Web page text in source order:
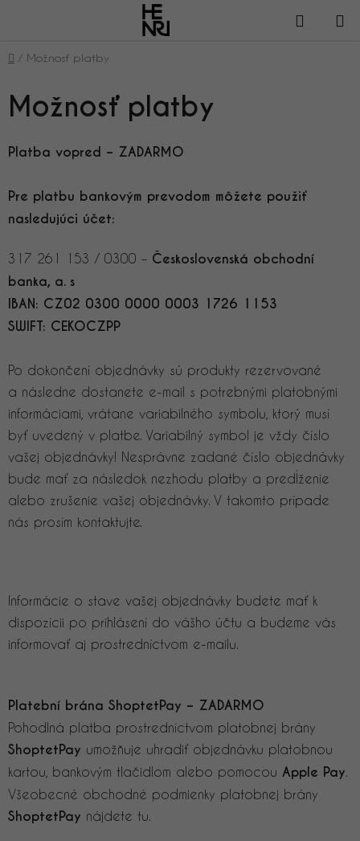
Domov
/ Možnosť platby
Možnosť platby
Platba vopred – ZADARMO
Pre platbu bankovým prevodom môžete použiť
nasledujúci účet:
317 261 153 / 0300 – Československá obchodní
banka, a. s
IBAN: CZ02 0300 0000 0003 1726 1153
SWIFT: CEKOCZPP
Po dokončení objednávky sú produkty rezervované
a následne dostanete e-mail s potrebnými platobnými
informáciami, vrátane variabilného symbolu, ktorý musí
byť uvedený v platbe. Variabilný symbol je vždy číslo
vašej objednávky! Nesprávne zadané číslo objednávky
bude mať za následok nezhodu platby a predĺženie
alebo zrušenie vašej objednávky. V takomto prípade
nás prosím kontaktujte.
Informácie o stave vašej objednávky budete mať k
dispozícii po prihlásení do vášho účtu a budeme vás
informovať aj prostredníctvom e-mailu.
Platební brána ShoptetPay – ZADARMO
Pohodlná platba prostredníctvom platobnej brány
ShoptetPay umožňuje uhradiť objednávku platobnou
kartou, bankovým tlačidlom alebo pomocou Apple Pay
Všeobecné obchodné podmienky platobnej brány
ShoptetPay nájdete tu.